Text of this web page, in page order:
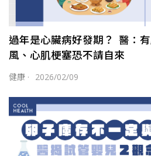
過年是心臟病好發期？ 醫：
風、心肌梗塞恐不請自來
健康 · 2026/02/09